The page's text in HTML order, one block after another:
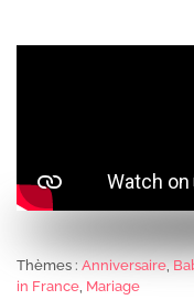
Thèmes : Anniversaire,
in France, Mariage